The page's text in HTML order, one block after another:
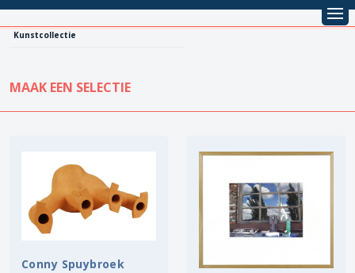
Kunstcollectie
MAAK EEN SELECTIE
KUNSTCOLLECTIE
Koopprijs
Vestiging
Conny Spuybroek